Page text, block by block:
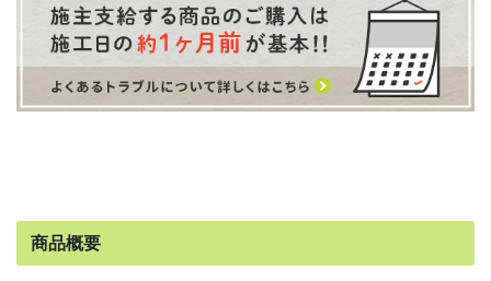
商品概要